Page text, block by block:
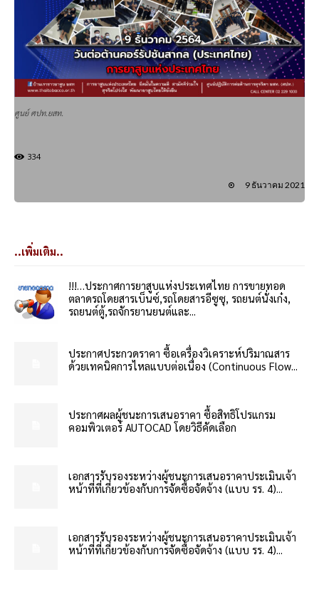
ศูนย์ ศปท.ยสท.
334
9 ธันวาคม 2021
..เพิ่มเติม..
!!!…ประกาศการยาสูบแห่งประเทศไทย การขายทอด
ตลาดรถโดยสารเบ็นซ์,รถโดยสารอีซูซุ, รถยนต์นั่งเก๋ง,
รถยนต์ตู้,รถจักรยานยนต์และ...
ประกาศประกวดราคา ซื้อเครื่องวิเคราะห์ปริมาณสาร
ด้วยเทคนิคการไหลแบบต่อเนื่อง (Continuous Flow...
ประกาศผลผู้ชนะการเสนอราคา ซื้อสิทธิโปรแกรม
คอมพิวเตอร์ AUTOCAD โดยวิธีคัดเลือก
เอกสารรับรองระหว่างผู้ชนะการเสนอราคาประเมินเจ้า
หน้าที่ที่เกี่ยวข้องกับการจัดซื้อจัดจ้าง (แบบ รร. 4)...
เอกสารรับรองระหว่างผู้ชนะการเสนอราคาประเมินเจ้า
หน้าที่ที่เกี่ยวข้องกับการจัดซื้อจัดจ้าง (แบบ รร. 4)...